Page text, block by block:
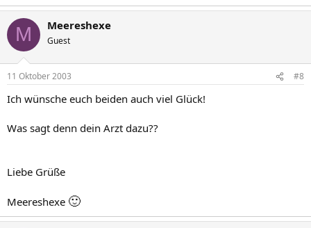
M Meereshexe
Guest
11 Oktober 2003 #8
Ich wünsche euch beiden auch viel Glück!
Was sagt denn dein Arzt dazu??
Liebe Grüße
Meereshexe 🙂